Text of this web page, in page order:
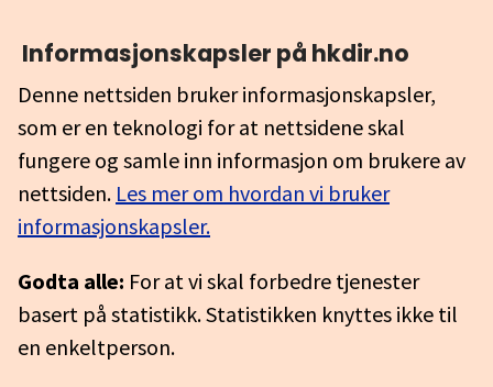
Informasjonskapsler på hkdir.no
Denne nettsiden bruker informasjonskapsler,
som er en teknologi for at nettsidene skal
fungere og samle inn informasjon om brukere av
nettsiden. Les mer om hvordan vi bruker
informasjonskapsler.
Godta alle: For at vi skal forbedre tjenester
basert på statistikk. Statistikken knyttes ikke til
en enkeltperson.